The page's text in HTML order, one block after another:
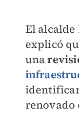
El
explicó
una
renovado